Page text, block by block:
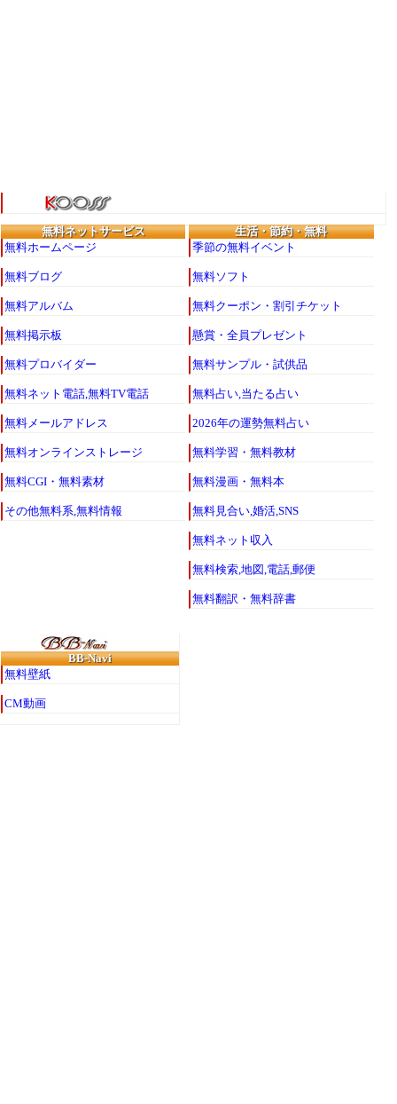
無料ネットサービス
無料ホームページ
無料ブログ
無料アルバム
無料掲示板
無料プロバイダー
無料ネット電話,無料TV電話
無料メールアドレス
無料オンラインストレージ
無料CGI・無料素材
その他無料系,無料情報
生活・節約・無料
季節の無料イベント
無料ソフト
無料クーポン・割引チケット
懸賞・全員プレゼント
無料サンプル・試供品
無料占い,当たる占い
2026年の運勢無料占い
無料学習・無料教材
無料漫画・無料本
無料見合い,婚活,SNS
無料ネット収入
無料検索,地図,電話,郵便
無料翻訳・無料辞書
BB-Navi
無料壁紙
CM動画